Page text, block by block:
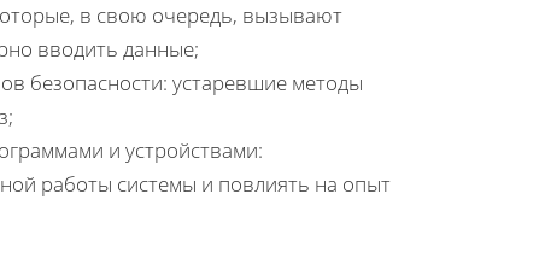
в свою очередь, вызывают
вводить данные;
безопасности: устаревшие методы
и устройствами:
работы системы и повлиять на опыт